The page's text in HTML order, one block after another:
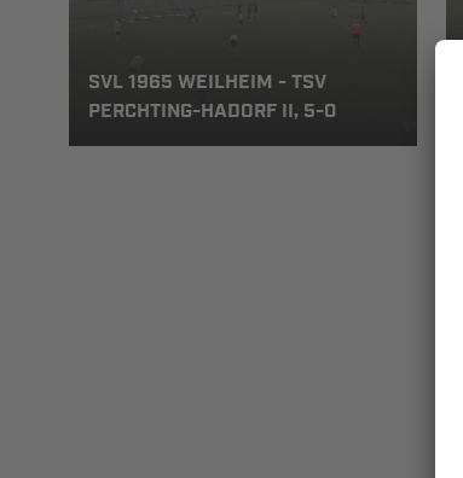
SVL 1965 WEILHEIM - TSV
PERCHTING-HADORF II, 5-0